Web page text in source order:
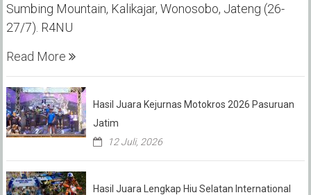
Sumbing Mountain, Kalikajar, Wonosobo, Jateng (26-
27/7). R4NU
Read More
Hasil Juara Kejurnas Motokros 2026 Pasuruan
Jatim
12 Juli, 2026
Hasil Juara Lengkap Hiu Selatan International